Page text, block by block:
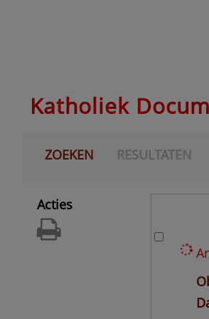
Katholiek
ZOEKEN RESULTATEN
Acties